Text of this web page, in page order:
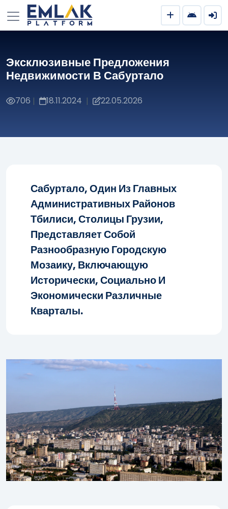
Эксклюзивные Предложения
Недвижимости В Сабуртало
706 | 18.11.2024 | 22.05.2026
Сабуртало, Один Из Главных
Административных Районов
Тбилиси, Столицы Грузии,
Представляет Собой
Разнообразную Городскую
Мозаику, Включающую
Исторически, Социально И
Экономически Различные
Кварталы.